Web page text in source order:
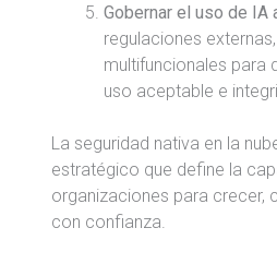
Gobernar el uso de IA
regulaciones
multifuncionales para
uso aceptable e
La seguridad nativa en la
estratégico que define la
organizaciones para crecer,
con confianza.